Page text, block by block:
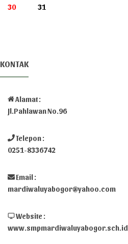
30 31
KONTAK
Alamat :
Jl.Pahlawan No.96
Telepon :
0251-8336742
Email :
mardiwaluyabogor@yahoo.com
Website :
www.smpmardiwaluyabogor.sch.id